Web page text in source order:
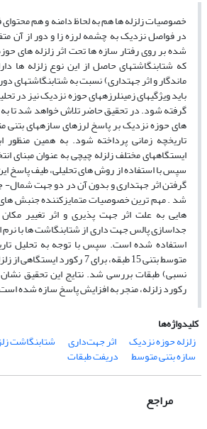
خصوصیات زلزله ها هم به لحاظ دامنه و هم
در فواصل نزدیک به چشمه لرزه زا و دور از آن
شده بر روی رفتار سازه ها تحت اثر زلزله های
که شتابنگاشت­های حاصل از این نوع زلزله ها
ماندگار و اثر جهت­داری) نسبت به شتابنگاشت­های
باید ویژگی­های زمین­لرزه­های حوزه نزدیک نیز در
گرفته شود. در تحقیق حاضر تلاش خواهد شد تا به
های حوزه نزدیک بر پاسخ لرزه­ای سازه­های بتنی
تاریخچه زمانی پرداخته شود. به همین منظور
ایستگاه­های مختلف زلزله چی­چی به عنوان مبنای
سپس با استفاده از روش های تحلیلی، طیف پاسخ
گرفتن اثر جهت­داری و بدون آن در دو جهت
شد . مهم ترین خصوصیات متمایزکننده جنبش
هایی به علت اثر جهت پذیری و اثر تغییر
جداسازی پالس جهت داری از شتابنگاشت ها با نرم
استفاده شده است. سپس با توجه به تحلیل
متوسط بتنی 15 طبقه، برای 7
نسبی) طبقات بررسی شد. نتایج این تحقیق
رکورد زلزله، منجر به افزایش پاسخ سازه شده
کلیدواژه‌ها
زلزله حوزه نزدیک
اثر جهت‌داری شتابنگاشت
سازه‌ بتنی متوسط دریفت طبقات
مراجع